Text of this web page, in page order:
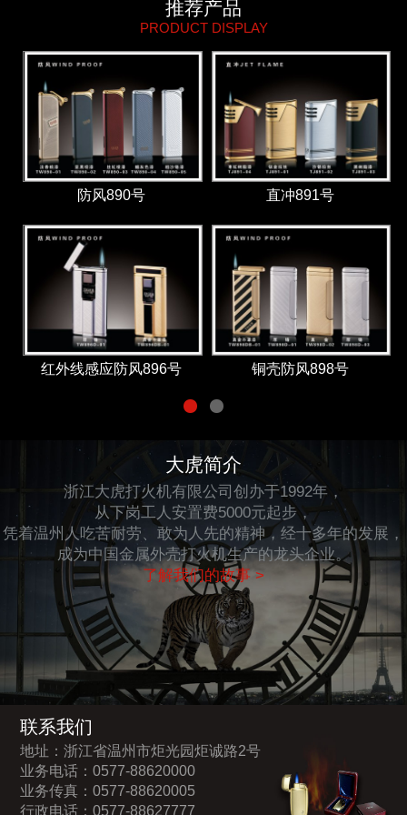
推荐产品
PRODUCT DISPLAY
防风890号 直冲891号
红外线感应防风896号 铜壳防风898号
大虎简介
浙江大虎打火机有限公司创办于1992年，
从下岗工人安置费5000元起步，
凭着温州人吃苦耐劳、敢为人先的精神，经十多年的发展，
成为中国金属外壳打火机生产的龙头企业。
了解我们的故事 >
联系我们
地址：浙江省温州市炬光园炬诚路2号
业务电话：0577-88620000
业务传真：0577-88620005
行政电话：0577-88627777